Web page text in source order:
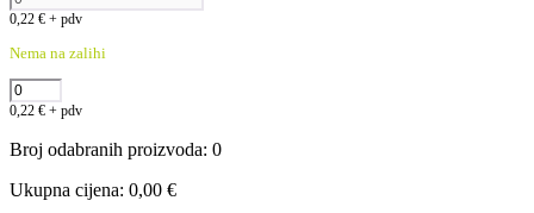
0,22 € + pdv
Nema na zalihi
0,22 € + pdv
Broj odabranih proizvoda: 0
Ukupna cijena: 0,00 €